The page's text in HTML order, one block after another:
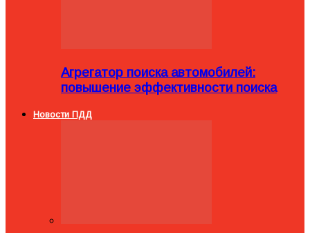
Агрегатор поиска автомобилей:
повышение эффективности поиска
Новости ПДД